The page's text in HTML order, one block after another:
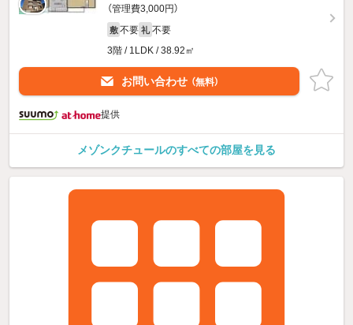
（管理費3,000円）
敷 不要 礼 不要
3階 / 1LDK / 38.92㎡
お問い合わせ （無料）
提供
メゾンクチュールのすべての部屋を見る